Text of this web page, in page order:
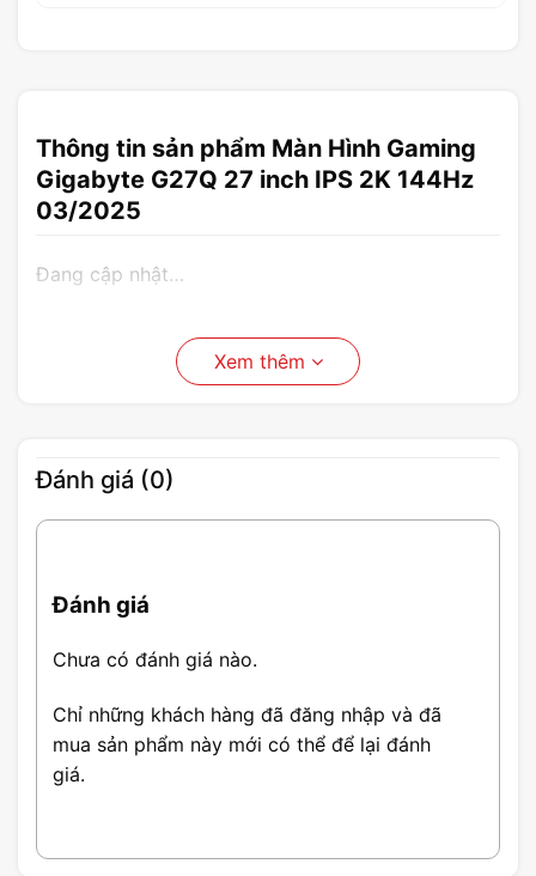
Thông tin sản phẩm Màn Hình Gaming
Gigabyte G27Q 27 inch IPS 2K 144Hz
03/2025
Đang cập nhật…
Xem thêm
Đánh giá (0)
Đánh giá
Chưa có đánh giá nào.
Chỉ những khách hàng đã đăng nhập và đã
mua sản phẩm này mới có thể để lại đánh
giá.